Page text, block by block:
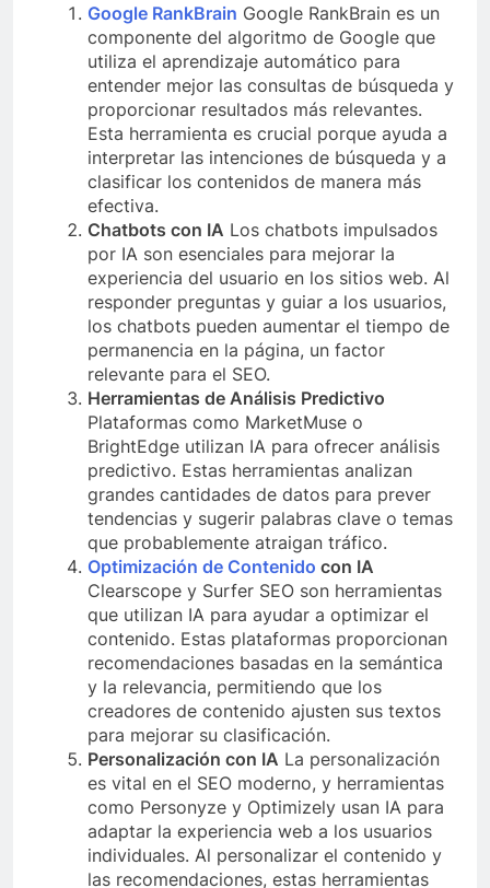
Google RankBrain Google RankBrain es un
componente del algoritmo de Google que
utiliza el aprendizaje automático para
entender mejor las consultas de búsqueda y
proporcionar resultados más relevantes.
Esta herramienta es crucial porque ayuda a
interpretar las intenciones de búsqueda y a
clasificar los contenidos de manera más
efectiva.
Chatbots con IA Los chatbots impulsados
por IA son esenciales para mejorar la
experiencia del usuario en los sitios web. Al
responder preguntas y guiar a los usuarios,
los chatbots pueden aumentar el tiempo de
permanencia en la página, un factor
relevante para el SEO.
Herramientas de Análisis Predictivo
Plataformas como MarketMuse o
BrightEdge utilizan IA para ofrecer análisis
predictivo. Estas herramientas analizan
grandes cantidades de datos para prever
tendencias y sugerir palabras clave o temas
que probablemente atraigan tráfico.
Optimización de Contenido con IA
Clearscope y Surfer SEO son herramientas
que utilizan IA para ayudar a optimizar el
contenido. Estas plataformas proporcionan
recomendaciones basadas en la semántica
y la relevancia, permitiendo que los
creadores de contenido ajusten sus textos
para mejorar su clasificación.
Personalización con IA La personalización
es vital en el SEO moderno, y herramientas
como Personyze y Optimizely usan IA para
adaptar la experiencia web a los usuarios
individuales. Al personalizar el contenido y
las recomendaciones, estas herramientas